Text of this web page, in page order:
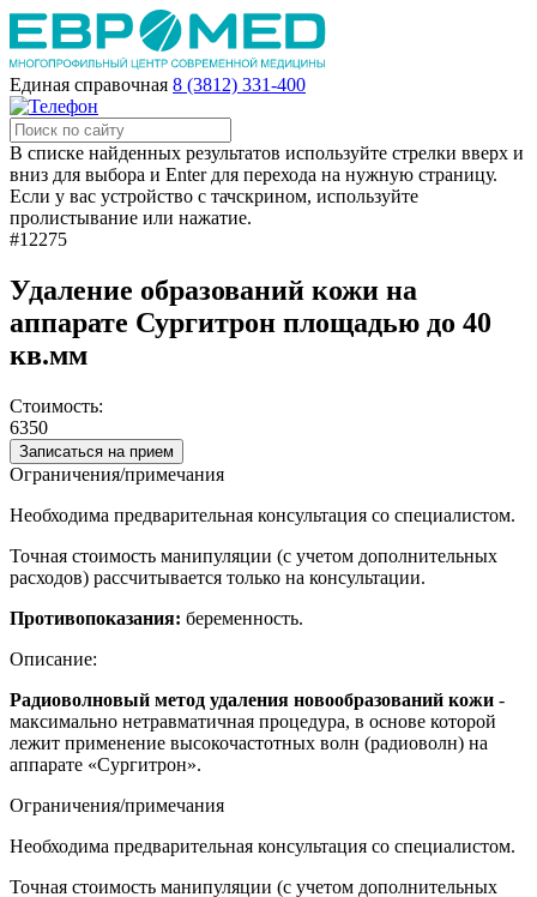
Единая справочная 8 (3812) 331-400
В списке найденных результатов используйте стрелки вверх и
вниз для выбора и Enter для перехода на нужную страницу.
Если у вас устройство с тачскрином, используйте
пролистывание или нажатие.
#12275
Удаление образований кожи на
аппарате Сургитрон площадью до 40
кв.мм
Стоимость:
6350
Записаться на прием
Ограничения/примечания
Необходима предварительная консультация со специалистом.
Точная стоимость манипуляции (с учетом дополнительных
расходов) рассчитывается только на консультации.
Противопоказания: беременность.
Описание:
Радиоволновый метод удаления новообразований кожи -
максимально нетравматичная процедура, в основе которой
лежит применение высокочастотных волн (радиоволн) на
аппарате «Сургитрон».
Ограничения/примечания
Необходима предварительная консультация со специалистом.
Точная стоимость манипуляции (с учетом дополнительных